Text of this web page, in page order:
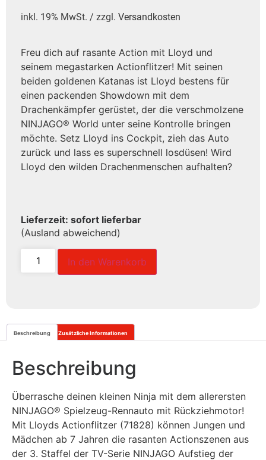
inkl. 19% MwSt. / zzgl. Versandkosten
Freu dich auf rasante Action mit Lloyd und
seinem megastarken Actionflitzer! Mit seinen
beiden goldenen Katanas ist Lloyd bestens für
einen packenden Showdown mit dem
Drachenkämpfer gerüstet, der die verschmolzene
NINJAGO® World unter seine Kontrolle bringen
möchte. Setz Lloyd ins Cockpit, zieh das Auto
zurück und lass es superschnell losdüsen! Wird
Lloyd den wilden Drachenmenschen aufhalten?
Lieferzeit: sofort lieferbar
(Ausland abweichend)
In den Warenkorb
Beschreibung Zusätzliche Informationen
Beschreibung
Überrasche deinen kleinen Ninja mit dem allerersten
NINJAGO® Spielzeug-Rennauto mit Rückziehmotor!
Mit Lloyds Actionflitzer (71828) können Jungen und
Mädchen ab 7 Jahren die rasanten Actionszenen aus
der 3. Staffel der TV-Serie NINJAGO Aufstieg der